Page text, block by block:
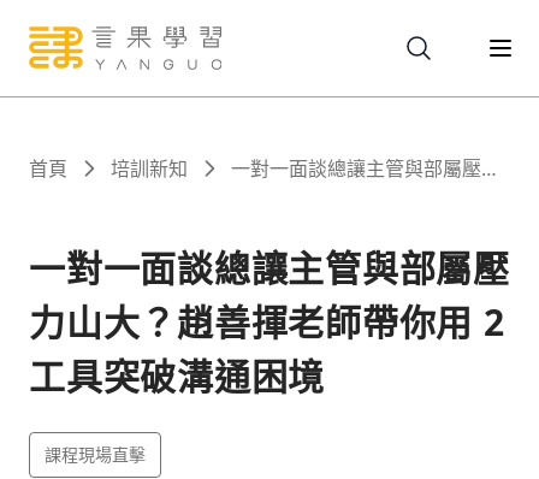
關於
課程
報名
首頁 培訓新知
一對一面談總讓主管與部屬壓力
一對一面談總讓主管與部屬壓
力山大？趙善揮老師帶你用 2
工具突破溝通困境
課程現場直擊